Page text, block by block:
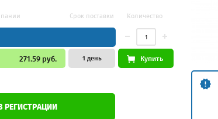
Срок поставки Количество
271.59 руб. 1 день Купить
РЕГИСТРАЦИИ